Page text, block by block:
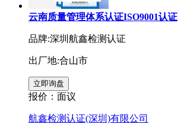
云南质量管理体系认证ISO9001认证
品牌:深圳航鑫检测认证
出厂地:合山市
报价： 面议
航鑫检测认证(深圳)有限公司